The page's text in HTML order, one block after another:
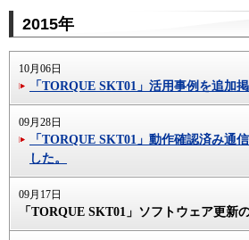
2015年
10月06日
「TORQUE SKT01」活用事例を追加
09月28日
「TORQUE SKT01」動作確認済み通
した。
09月17日
「TORQUE SKT01」ソフトウェア更新